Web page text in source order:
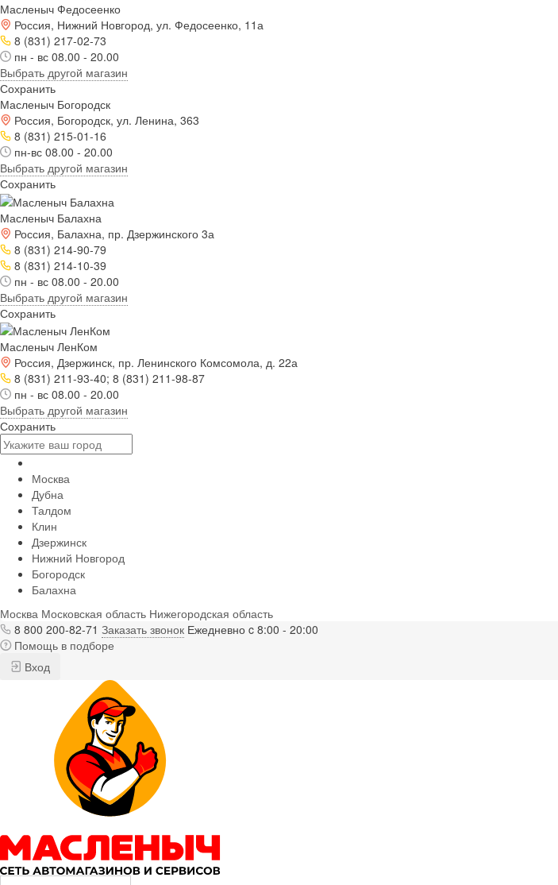
Масленыч Федосеенко
Россия, Нижний Новгород, ул. Федосеенко, 11а
8 (831) 217-02-73
пн - вс 08.00 - 20.00
Выбрать другой магазин
Сохранить
Масленыч Богородск
Россия, Богородск, ул. Ленина, 363
8 (831) 215-01-16
пн-вс 08.00 - 20.00
Выбрать другой магазин
Сохранить
Масленыч Балахна
Россия, Балахна, пр. Дзержинского 3а
8 (831) 214-90-79
8 (831) 214-10-39
пн - вс 08.00 - 20.00
Выбрать другой магазин
Сохранить
Масленыч ЛенКом
Россия, Дзержинск, пр. Ленинского Комсомола, д. 22а
8 (831) 211-93-40; 8 (831) 211-98-87
пн - вс 08.00 - 20.00
Выбрать другой магазин
Сохранить
Москва
Дубна
Талдом
Клин
Дзержинск
Нижний Новгород
Богородск
Балахна
Москва Московская область Нижегородская область
8 800 200-82-71 Заказать звонок Ежедневно c 8:00 - 20:00
Помощь в подборе
Вход